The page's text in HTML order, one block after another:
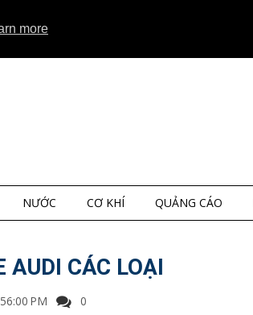
more
NƯỚC CƠ KHÍ QUẢNG CÁO
AUDI CÁC LOẠI
PM
0